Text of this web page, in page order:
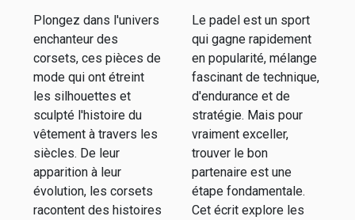
siècles
Plongez dans l'univers
enchanteur des
corsets, ces pièces de
mode qui ont étreint
les silhouettes et
sculpté l'histoire du
vêtement à travers les
siècles. De leur
apparition à leur
évolution, les corsets
racontent des histoires
améliorer
votre jeu
Le padel est un sport
qui gagne rapidement
en popularité, mélange
fascinant de technique,
d'endurance et de
stratégie. Mais pour
vraiment exceller,
trouver le bon
partenaire est une
étape fondamentale.
Cet écrit explore les